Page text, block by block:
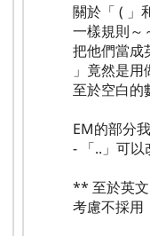
關於「 ( 」
一樣規則～
把他們當成
」竟然是
至於空白的
EM的部分
- 「..」可以
** 至於英文
考慮不採用